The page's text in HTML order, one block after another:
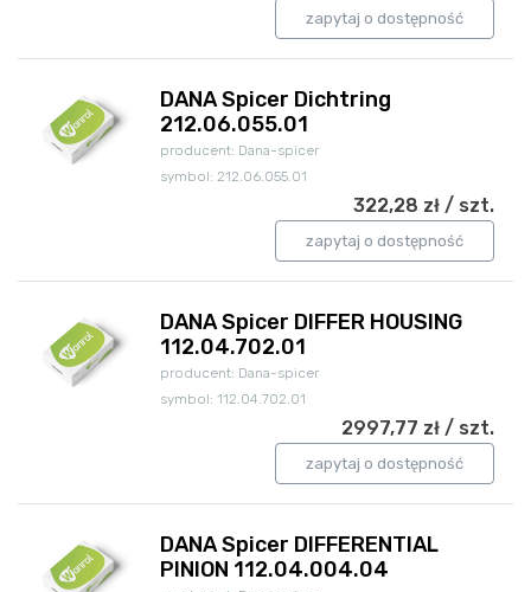
zapytaj o dostępność
DANA Spicer Dichtring
212.06.055.01
producent: Dana-spicer
symbol: 212.06.055.01
322,28 zł / szt.
zapytaj o dostępność
DANA Spicer DIFFER HOUSING
112.04.702.01
producent: Dana-spicer
symbol: 112.04.702.01
2997,77 zł / szt.
zapytaj o dostępność
DANA Spicer DIFFERENTIAL
PINION 112.04.004.04